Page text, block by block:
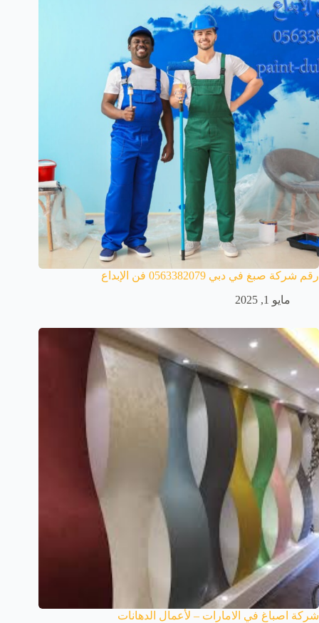
رقم شركة صبغ في دبي 0563382079 فن الإبداع
مايو 1, 2025
شركة اصباغ في الامارات – لأعمال الدهانات